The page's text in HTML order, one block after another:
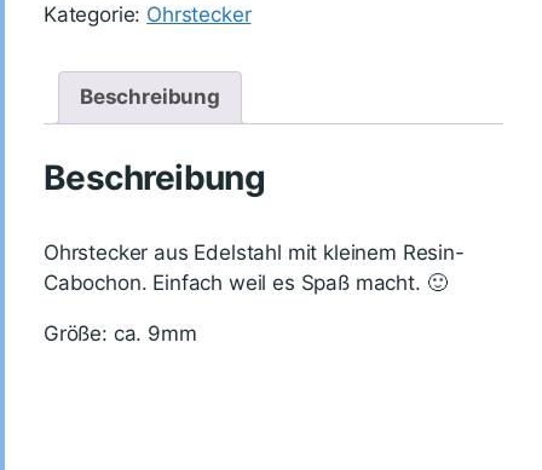
Kategorie: Ohrstecker
Beschreibung
Beschreibung
Ohrstecker aus Edelstahl mit kleinem Resin-
Cabochon. Einfach weil es Spaß macht. 🙂
Größe: ca. 9mm